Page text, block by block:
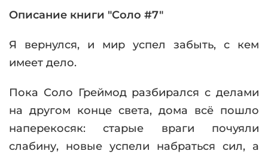
Описание книги "Соло #7"
Я вернулся, и мир успел забыть, с кем
имеет дело.
Пока Соло Греймод разбирался с делами
на другом конце света, дома всё пошло
наперекосяк: старые враги почуяли
слабину, новые успели набраться сил, а